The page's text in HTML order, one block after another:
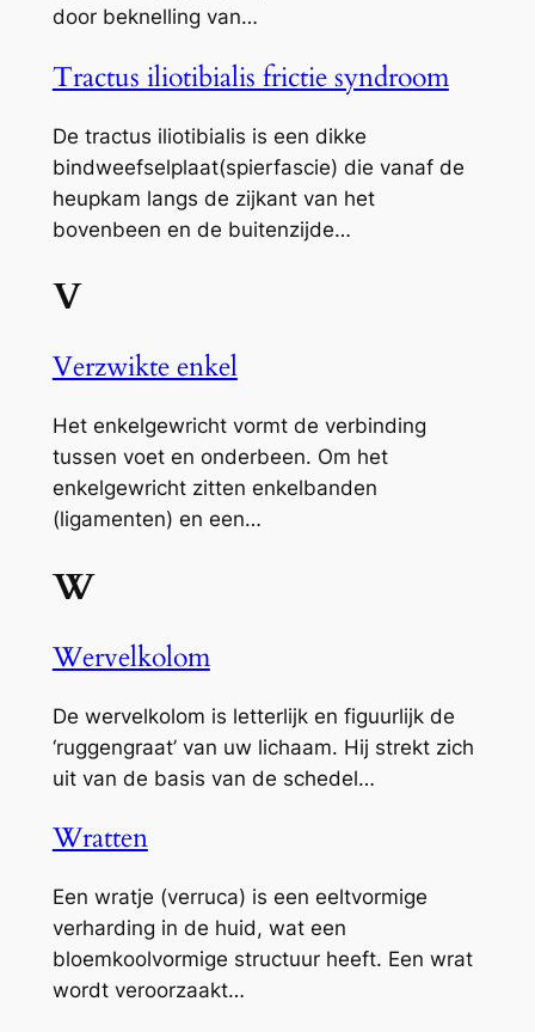
door beknelling van…
Tractus iliotibialis frictie syndroom
De tractus iliotibialis is een dikke
bindweefselplaat(spierfascie) die vanaf de
heupkam langs de zijkant van het
bovenbeen en de buitenzijde…
V
Verzwikte enkel
Het enkelgewricht vormt de verbinding
tussen voet en onderbeen. Om het
enkelgewricht zitten enkelbanden
(ligamenten) en een…
W
Wervelkolom
De wervelkolom is letterlijk en figuurlijk de
‘ruggengraat’ van uw lichaam. Hij strekt zich
uit van de basis van de schedel…
Wratten
Een wratje (verruca) is een eeltvormige
verharding in de huid, wat een
bloemkoolvormige structuur heeft. Een wrat
wordt veroorzaakt…